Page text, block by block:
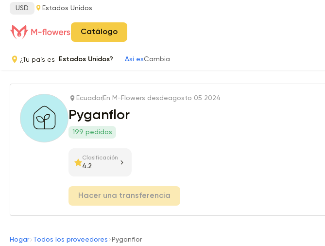
USD Estados Unidos
Catálogo
¿Tu país es Estados Unidos? Así esCambia
Ecuador En M-Flowers desdeagosto 05 2024
Pyganflor
199 pedidos
Clasificación
4.2
Hacer una transferencia
Hogar Todos los proveedores Pyganflor